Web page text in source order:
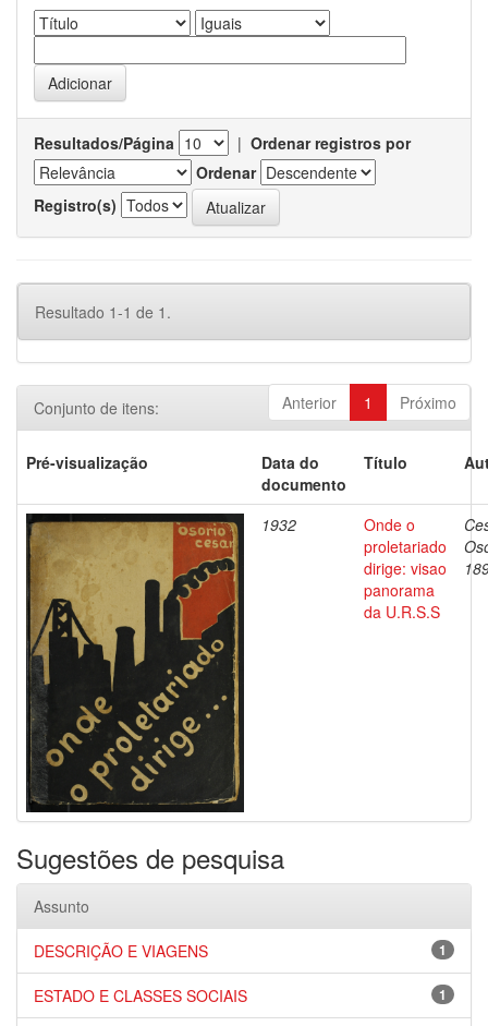
Resultados/Página | Ordenar registros por
Ordenar
Registro(s)
Resultado 1-1 de 1.
Anterior 1 Próximo
Conjunto de itens:
Pré-visualização
Data do
documento
Título
1932
Onde o
proletariado
dirige: visao
panorama
da U.R.S.S
Sugestões de pesquisa
Assunto
1
DESCRIÇÃO E VIAGENS
1
ESTADO E CLASSES SOCIAIS